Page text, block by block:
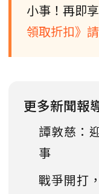
小事！再即
領取折扣》
更多新聞報
譚敦慈：
事
戰爭開打